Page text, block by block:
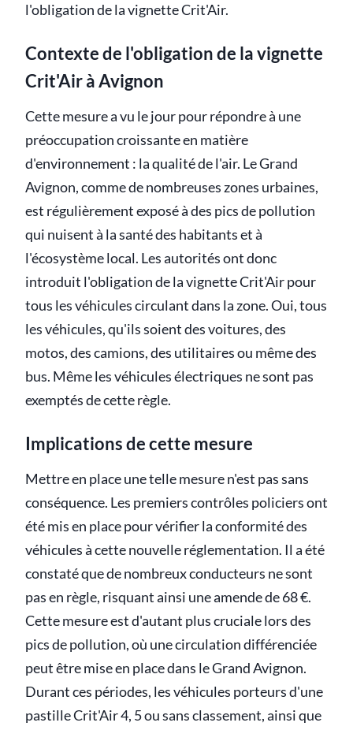
l'obligation de la vignette Crit'Air.
Contexte de l'obligation de la vignette
Crit'Air à Avignon
Cette mesure a vu le jour pour répondre à une
préoccupation croissante en matière
d'environnement : la qualité de l'air. Le Grand
Avignon, comme de nombreuses zones urbaines,
est régulièrement exposé à des pics de pollution
qui nuisent à la santé des habitants et à
l'écosystème local. Les autorités ont donc
introduit l'obligation de la vignette Crit'Air pour
tous les véhicules circulant dans la zone. Oui, tous
les véhicules, qu'ils soient des voitures, des
motos, des camions, des utilitaires ou même des
bus. Même les véhicules électriques ne sont pas
exemptés de cette règle.
Implications de cette mesure
Mettre en place une telle mesure n'est pas sans
conséquence. Les premiers contrôles policiers ont
été mis en place pour vérifier la conformité des
véhicules à cette nouvelle réglementation. Il a été
constaté que de nombreux conducteurs ne sont
pas en règle, risquant ainsi une amende de 68 €.
Cette mesure est d'autant plus cruciale lors des
pics de pollution, où une circulation différenciée
peut être mise en place dans le Grand Avignon.
Durant ces périodes, les véhicules porteurs d'une
pastille Crit'Air 4, 5 ou sans classement, ainsi que